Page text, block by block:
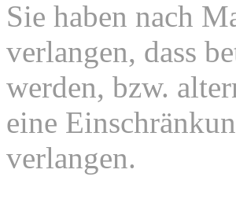
Sie haben nach
verlangen, dass
werden, bzw.
eine
verlangen.